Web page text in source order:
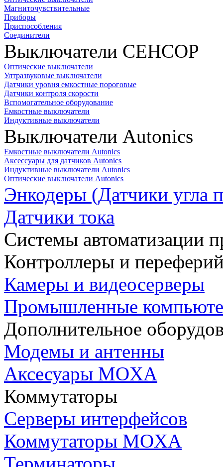
Магниточувствительные
Приборы
Приспособления
Соединители
Выключатели СЕНСОР
Оптические выключатели
Ултразвуковые выключатели
Датчики уровня емкостные пороговые
Датчики контроля скорости
Вспомогательное оборудование
Емкостные выключатели
Индуктивные выключатели
Выключатели Autonics
Емкостные выключатели Autonics
Аксессуары для датчиков Autonics
Индуктивные выключатели Autonics
Оптические выключатели Autonics
Энкодеры (Датчики угла
Датчики тока
Системы автоматизации
Контроллеры и
Камеры и видеосерверы
Промышленные
Дополнительное
Модемы и антенны
Аксесуары MOXA
Коммутаторы
Серверы интерфейсов
Коммутаторы MOXA